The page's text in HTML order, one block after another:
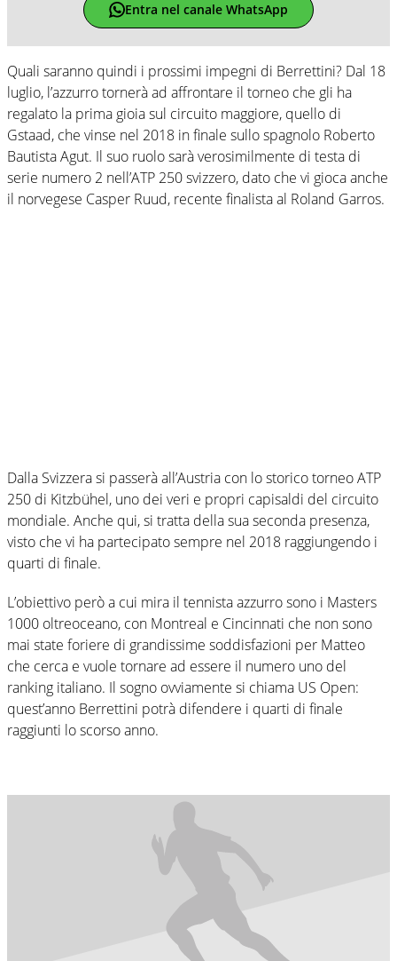
Entra nel canale WhatsApp
Quali saranno quindi i prossimi impegni di Berrettini? Dal 18
luglio, l’azzurro tornerà ad affrontare il torneo che gli ha
regalato la prima gioia sul circuito maggiore, quello di
Gstaad, che vinse nel 2018 in finale sullo spagnolo Roberto
Bautista Agut. Il suo ruolo sarà verosimilmente di testa di
serie numero 2 nell’ATP 250 svizzero, dato che vi gioca anche
il norvegese Casper Ruud, recente finalista al Roland Garros.
Dalla Svizzera si passerà all’Austria con lo storico torneo ATP
250 di Kitzbühel, uno dei veri e propri capisaldi del circuito
mondiale. Anche qui, si tratta della sua seconda presenza,
visto che vi ha partecipato sempre nel 2018 raggiungendo i
quarti di finale.
L’obiettivo però a cui mira il tennista azzurro sono i Masters
1000 oltreoceano, con Montreal e Cincinnati che non sono
mai state foriere di grandissime soddisfazioni per Matteo
che cerca e vuole tornare ad essere il numero uno del
ranking italiano. Il sogno ovviamente si chiama US Open:
quest’anno Berrettini potrà difendere i quarti di finale
raggiunti lo scorso anno.